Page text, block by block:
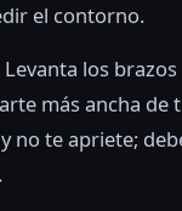
el contorno.
Levanta los
más ancha de
no te apriete;